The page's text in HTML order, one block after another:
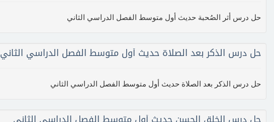
حل درس أثر الصُحبة حديث أول متوسط الفصل الدراسي الثاني
حل درس الذكر بعد الصلاة حديث أول متوسط الفصل الدراسي الثاني
حل درس الذكر بعد الصلاة حديث أول متوسط الفصل الدراسي الثاني